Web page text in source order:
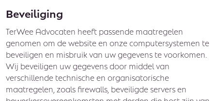
Beveiliging
TerWee Advocaten heeft passende maatregelen
genomen om de website en onze computersystemen te
beveiligen en misbruik van uw gegevens te voorkomen.
Wij beveiligen uw gegevens door middel van
verschillende technische en organisatorische
maatregelen, zoals firewalls, beveiligde servers en